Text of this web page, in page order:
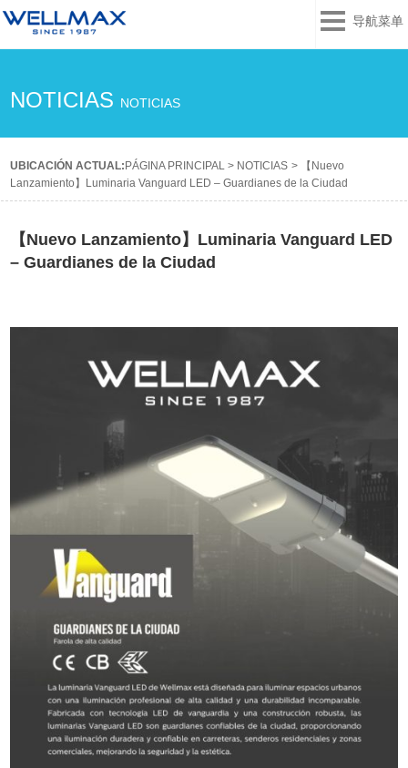
导航菜单
NOTICIAS NOTICIAS
UBICACIÓN ACTUAL: PÁGINA PRINCIPAL > NOTICIAS >
【Nuevo
Lanzamiento】Luminaria Vanguard LED – Guardianes de la Ciudad
【Nuevo Lanzamiento】Luminaria Vanguard LED
– Guardianes de la Ciudad